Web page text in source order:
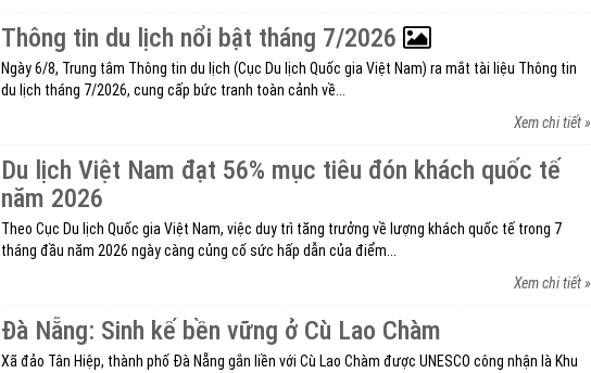
Thông tin du lịch nổi bật tháng 7/2026
Ngày 6/8, Trung tâm Thông tin du lịch (Cục Du lịch Quốc gia Việt Nam) ra mắt tài liệu Thông tin
du lịch tháng 7/2026, cung cấp bức tranh toàn cảnh về...
Xem chi tiết »
Du lịch Việt Nam đạt 56% mục tiêu đón khách quốc tế
năm 2026
Theo Cục Du lịch Quốc gia Việt Nam, việc duy trì tăng trưởng về lượng khách quốc tế trong 7
tháng đầu năm 2026 ngày càng củng cố sức hấp dẫn của điểm...
Xem chi tiết »
Đà Nẵng: Sinh kế bền vững ở Cù Lao Chàm
Xã đảo Tân Hiệp, thành phố Đà Nẵng gắn liền với Cù Lao Chàm được UNESCO công nhận là Khu